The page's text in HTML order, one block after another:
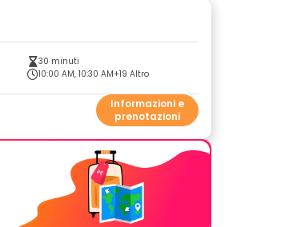
30 minuti
10:00 AM, 10:30 AM+19 Altro
Informazioni e
prenotazioni